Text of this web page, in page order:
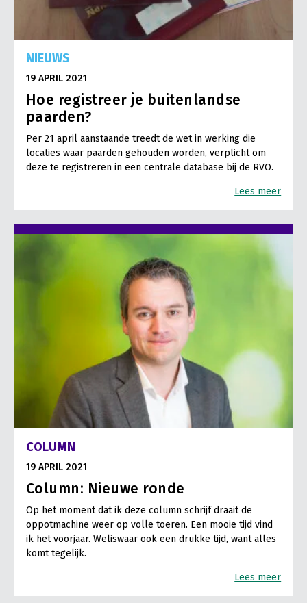
NIEUWS
19 APRIL 2021
Hoe registreer je buitenlandse
paarden?
Per 21 april aanstaande treedt de wet in werking die
locaties waar paarden gehouden worden, verplicht om
deze te registreren in een centrale database bij de RVO.
Lees meer
COLUMN
19 APRIL 2021
Column: Nieuwe ronde
Op het moment dat ik deze column schrijf draait de
oppotmachine weer op volle toeren. Een mooie tijd vind
ik het voorjaar. Weliswaar ook een drukke tijd, want alles
komt tegelijk.
Lees meer